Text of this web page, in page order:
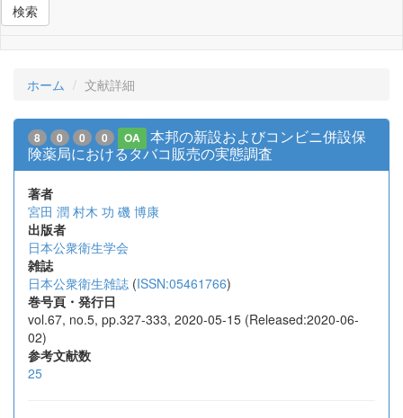
検索
ホーム 文献詳細
8 0 0 0 OA
本邦の新設およびコンビニ併設保
険薬局におけるタバコ販売の実態調査
著者
宮田 潤 村木 功 磯 博康
出版者
日本公衆衛生学会
雑誌
日本公衆衛生雑誌 (ISSN:05461766)
巻号頁・発行日
vol.67, no.5, pp.327-333, 2020-05-15 (Released:2020-06-
02)
参考文献数
25